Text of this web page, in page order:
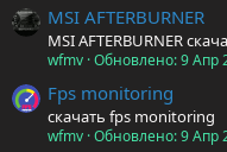
MSI AFTERBURNER
MSI AFTERBURNER
wfmv Обновлено:9 Апр
Fps monitoring
скачать fps monitoring
wfmv Обновлено:9 Апр